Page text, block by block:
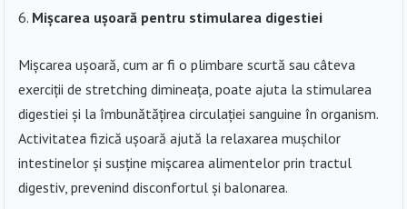
Mișcarea ușoară pentru stimularea digestiei
Mișcarea ușoară, cum ar fi o plimbare scurtă sau câteva
exerciții de stretching dimineața, poate ajuta la stimularea
digestiei și la îmbunătățirea circulației sanguine în organism.
Activitatea fizică ușoară ajută la relaxarea mușchilor
intestinelor și susține mișcarea alimentelor prin tractul
digestiv, prevenind disconfortul și balonarea.